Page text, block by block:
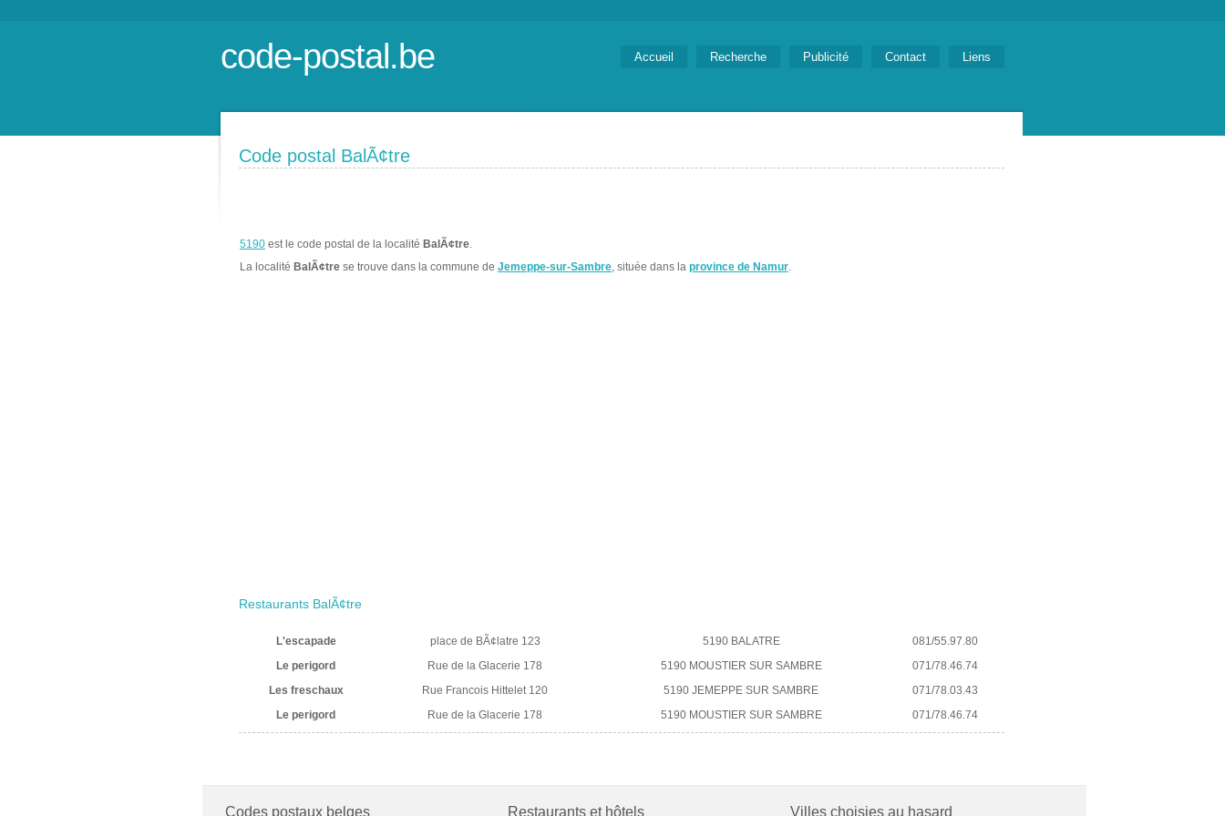
code-postal.be Accueil Recherche Publicité Contact Liens
Code postal BalÃ¢tre
5190 est le code postal de la localité BalÃ¢tre.
La localité BalÃ¢tre se trouve dans la commune de Jemeppe-sur-Sambre, située dans la province de Namur.
Restaurants BalÃ¢tre
L'escapade place de BÃ¢latre 123 5190 BALATRE
081/55.97.80
Le perigord
Rue de la Glacerie 178 5190 MOUSTIER SUR SAMBRE
071/78.46.74
Les freschaux
Rue Francois Hittelet 120 5190 JEMEPPE SUR SAMBRE
071/78.03.43
Le perigord
Rue de la Glacerie 178 5190 MOUSTIER SUR SAMBRE 071/78.46.74
Codes postaux belges Restaurants et hôtels Villes choisies au hasard